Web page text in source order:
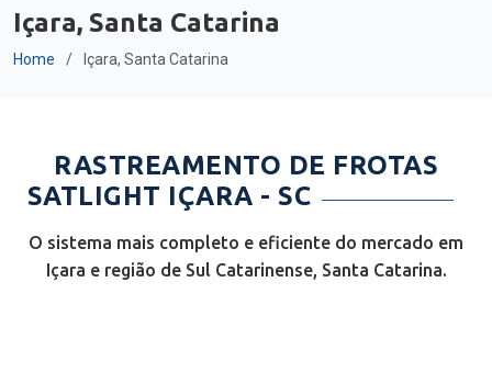
Içara, Santa Catarina
Home Içara, Santa Catarina
RASTREAMENTO DE FROTAS
SATLIGHT IÇARA - SC
O sistema mais completo e eficiente do mercado em
Içara e região de Sul Catarinense, Santa Catarina.